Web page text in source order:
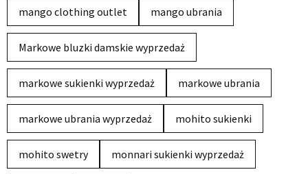
mango clothing outlet mango ubrania
Markowe bluzki damskie wyprzedaż
markowe sukienki wyprzedaż markowe ubrania
markowe ubrania wyprzedaż mohito sukienki
mohito swetry monnari sukienki wyprzedaż